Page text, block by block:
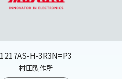
1217AS-H-3R3N=P3
村田製作所